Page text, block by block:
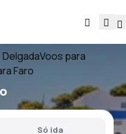
Voos para
Faro
Só ida